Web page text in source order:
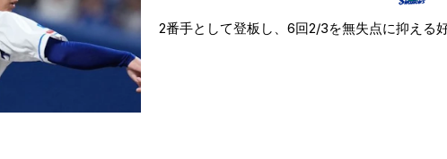
2番手として登板し、6回2/3を無失点に抑える